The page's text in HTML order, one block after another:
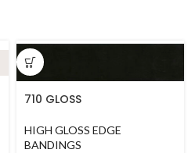
710 GLOSS
HIGH GLOSS EDGE
BANDINGS